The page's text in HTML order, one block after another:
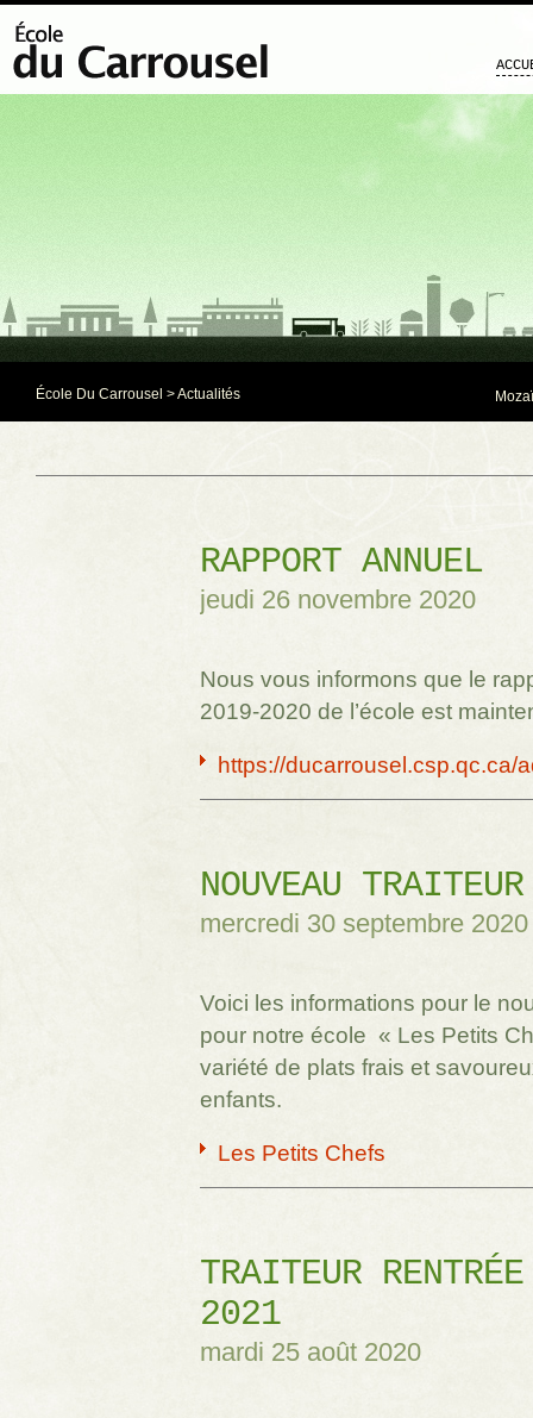
École Du Carrousel >Actualités
RAPPORT ANNUEL
jeudi 26 novembre 2020
Nous vous informons que le
2019-2020 de l’école est
https://ducarrousel.csp.qc.ca/
NOUVEAU TRAITEUR
mercredi 30 septembre 2020
Voici les informations pour le
pour notre école « Les Petits
variété de plats frais et
enfants.
Les Petits Chefs
TRAITEUR
2021
mardi 25 août 2020